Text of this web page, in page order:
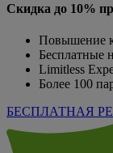
Скидка до 10%
Повышение
Бесплатные
Limitless
Более 100
БЕСПЛАТНАЯ